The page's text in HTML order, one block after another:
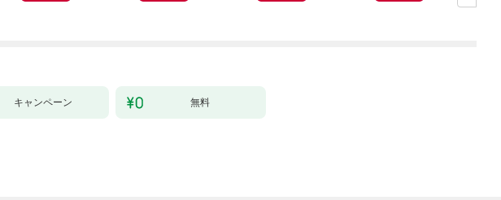
キャンペーン 無料